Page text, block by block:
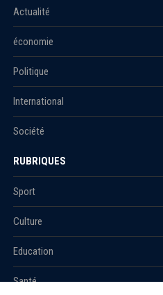
Actualité
économie
Politique
International
Société
RUBRIQUES
Sport
Culture
Education
Santé